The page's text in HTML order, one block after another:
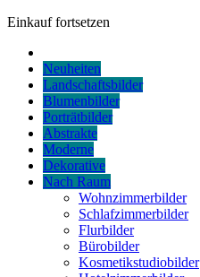
Einkauf fortsetzen
Neuheiten
Landschaftsbilder
Blumenbilder
Porträtbilder
Abstrakte
Moderne
Dekorative
Nach Raum
Wohnzimmerbilder
Schlafzimmerbilder
Flurbilder
Bürobilder
Kosmetikstudiobilder